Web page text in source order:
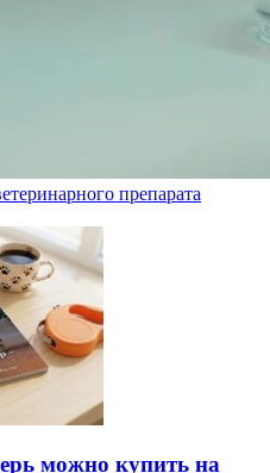
препарата
можно купить на